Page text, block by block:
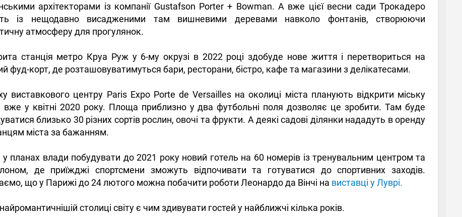
архітекторами із компанії Gustafson Porter + Bowman. А вже цієї весни сади Трокадеро
із нещодавно висадженими там вишневими деревами навколо фонтанів, створюючи
атмосферу для прогулянок.
станція метро Круа Руж у 6-му окрузі в 2022 році здобуде нове життя і перетвориться на
фуд-корт, де розташовуватимуться бари, ресторани, бістро, кафе та магазини з делікатесами.
виставкового центру Paris Expo Porte de Versailles на околиці міста планують відкрити міську
у квітні 2020 року. Площа приблизно у два футбольні поля дозволяє це зробити. Там буде
близько 30 різних сортів рослин, овочі та фрукти. А деякі садові ділянки нададуть в оренду
міста за бажанням.
планах влади побудувати до 2021 року новий готель на 60 номерів із тренувальним центром та
де приїжджі спортсмени зможуть відпочивати та готуватися до спортивних заходів.
що у Парижі до 24 лютого можна побачити роботи Леонардо да Вінчі на виставці у Луврі.
столиці світу є чим здивувати гостей у найближчі кілька років.